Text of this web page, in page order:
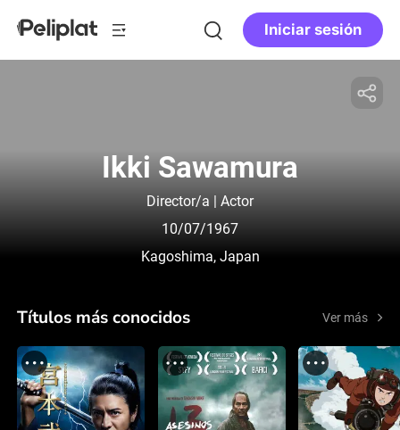
Iniciar sesión
Ikki Sawamura
Director/a | Actor
10/07/1967
Kagoshima, Japan
Títulos más conocidos Ver más